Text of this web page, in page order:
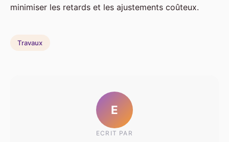
minimiser les retards et les ajustements coûteux.
Travaux
E
ECRIT PAR